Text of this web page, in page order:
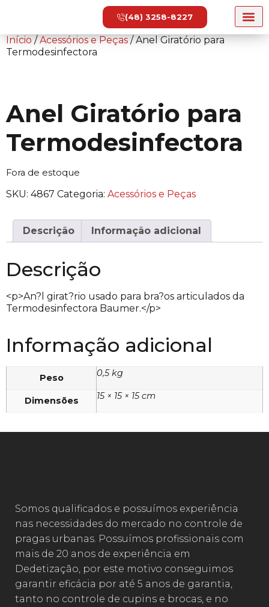
(48) 3258-8227
Início/Acessórios e Peças/ Anel Giratório para
Termodesinfectora
Anel Giratório para
Termodesinfectora
Fora de estoque
SKU: 4867 Categoria: Acessórios e Peças
Descrição Informação adicional
Descrição
<p>An?l girat?rio usado para bra?os articulados da
Termodesinfectora Baumer.</p>
Informação adicional
Peso 0,5 kg
Dimensões 15 × 15 × 15 cm
Somos qualificados e possuímos experiência
nas necessidades do mercado no controle de
pragas urbanas. Possuímos profissionais com
mais de 20 anos de experiência em
Dedetização, por este motivo conseguimos
garantir eficácia por até 5 anos de garantia,
tanto no controle de cupins e brocas, e no